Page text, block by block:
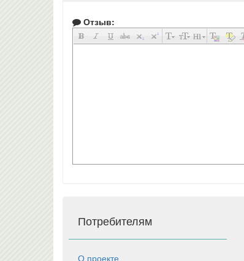
Отзыв:
Потребителям
О проекте